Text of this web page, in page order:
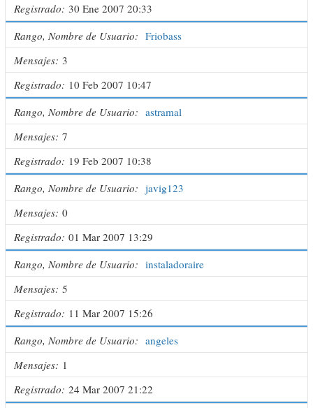
Registrado 30 Ene 2007 20:33
Rango, Nombre de Usuario
Friobass
Mensajes 3
Registrado
10 Feb 2007 10:47
Rango, Nombre de Usuario
astramal
Mensajes 7
Registrado
19 Feb 2007 10:38
Rango, Nombre de Usuario
javig123
Mensajes 0
Registrado 01 Mar 2007 13:29
Rango, Nombre de Usuario
instaladoraire
Mensajes 5
Registrado
11 Mar 2007 15:26
Rango, Nombre de Usuario
angeles
Mensajes 1
Registrado 24 Mar 2007 21:22